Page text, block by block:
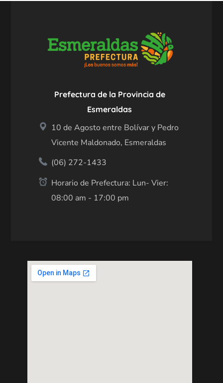
Prefectura de la Provincia de
Esmeraldas
10 de Agosto entre Bolívar y Pedro
Vicente Maldonado, Esmeraldas
(06) 272-1433
Horario de Prefectura: Lun- Vier:
08:00 am - 17:00 pm